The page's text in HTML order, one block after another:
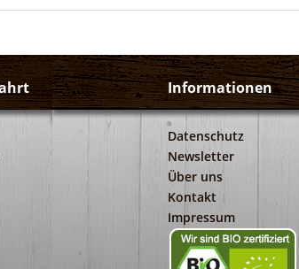
Informationen
Datenschutz
Newsletter
Über uns
Kontakt
Impressum